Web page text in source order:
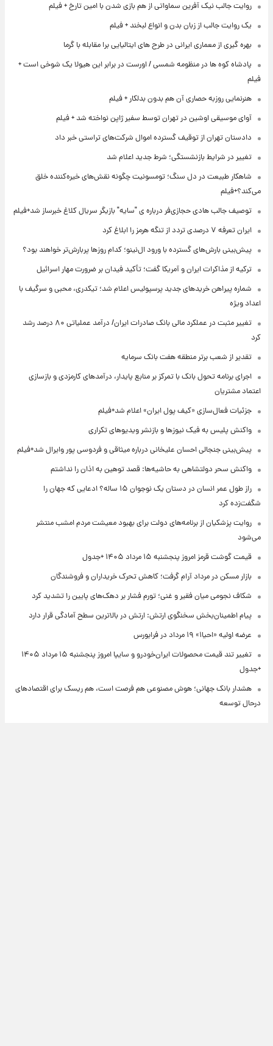
روایت جالب نیک آفرین سماواتی از هم بازی شدن با امین تارخ + فیلم
یک روایت جالب از زبان بدن و انواع لبخند + فیلم
بهره گیری از معماری ایرانی در طرح های ایتالیایی برا مقابله با گرما
پادشاه کوه ها در منظومه شمسی / اورست در برابر این هیولا یک شوخی است +
فیلم
هنرنمایی روزبه حصاری آن هم بدون بدلکار + فیلم
آوای موسیقی اوشین در تهران توسط سفیر ژاپن نواخته شد + فیلم
دادستان تهران از توقیف گسترده اموال شرکت‌های تراستی خبر داد
تغییر در شرایط بازنشستگی؛ شرط جدید اعلام شد
شاهکار طبیعت در دل سنگ؛ تومسونیت چگونه نقش‌های خیره‌کننده خلق
می‌کند؟+فیلم
توصیف جالب هادی حجازی‌فر درباره ی "سایه" بازیگر سریال کلاغ خبرساز شد+فیلم
ایران تعرفه ۷ درصدی تردد از تنگه هرمز را ابلاغ کرد
پیش‌بینی بارش‌های گسترده با ورود ال‌نینو؛ کدام روزها پربارش‌تر خواهند بود؟
ترکیه از مذاکرات ایران و آمریکا گفت؛ تأکید فیدان بر ضرورت مهار اسرائیل
شماره پیراهن خریدهای جدید پرسپولیس اعلام شد؛ تیکدری، محبی و سرگیف با
اعداد ویژه
تغییر مثبت در عملکرد مالی بانک صادرات ایران/ درآمد عملیاتی ۸۰ درصد رشد
کرد
تقدیر از شعب برتر منطقه هفت بانک سرمایه
اجرای برنامه تحول بانک با تمرکز بر منابع پایدار، درآمدهای کارمزدی و بازسازی
اعتماد مشتریان
جزئیات فعال‌سازی «کیف پول ایران» اعلام شد+فیلم
واکنش پلیس به فیک نیوزها و بازنشر ویدیوهای تکراری
پیش‌بینی جنجالی احسان علیخانی درباره میثاقی و فردوسی پور وایرال شد+فیلم
واکنش سحر دولتشاهی به حاشیه‌ها: قصد توهین به اذان را نداشتم
راز طول عمر انسان در دستان یک نوجوان ۱۵ ساله؟ ادعایی که جهان را
شگفت‌زده کرد
روایت پزشکیان از برنامه‌های دولت برای بهبود معیشت مردم امشب منتشر
می‌شود
قیمت گوشت قرمز امروز پنجشنبه ۱۵ مرداد ۱۴۰۵ +جدول
بازار مسکن در مرداد آرام گرفت؛ کاهش تحرک خریداران و فروشندگان
شکاف نجومی میان فقیر و غنی؛ تورم فشار بر دهک‌های پایین را تشدید کرد
پیام اطمینان‌بخش سخنگوی ارتش: ارتش در بالاترین سطح آمادگی قرار دارد
عرضه اولیه «احیا۱» ۱۹ مرداد در فرابورس
تغییر تند قیمت محصولات ایران‌خودرو و سایپا امروز پنجشنبه ۱۵ مرداد ۱۴۰۵
+جدول
هشدار بانک جهانی؛ هوش مصنوعی هم فرصت است، هم ریسک برای اقتصادهای
درحال توسعه